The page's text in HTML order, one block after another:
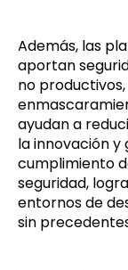
Además, las
aportan
no
ayudan a
la innovación
cumplimiento
seguridad,
entornos de
sin